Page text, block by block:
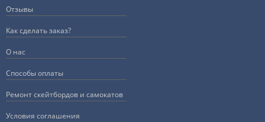
Отзывы
Как сделать заказ?
О нас
Способы оплаты
Ремонт скейтбордов и самокатов
Условия соглашения